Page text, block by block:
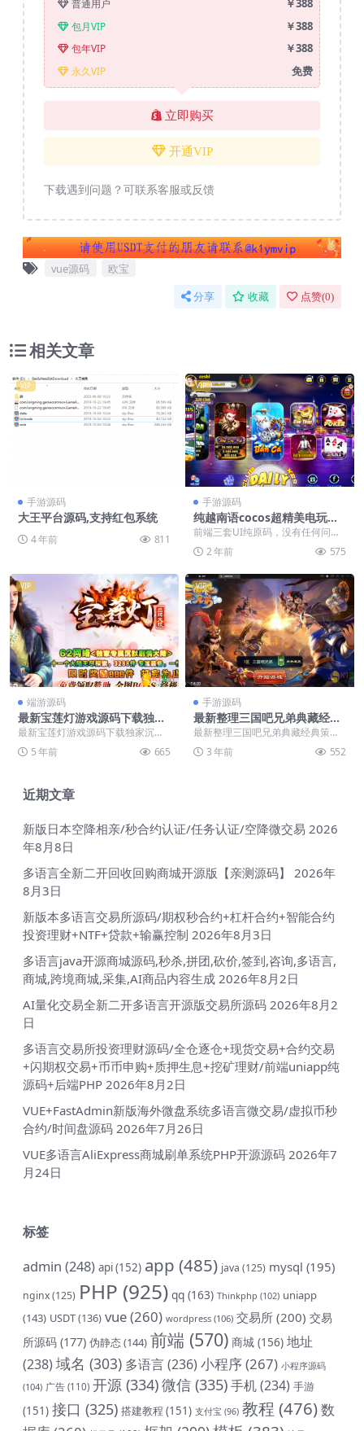
普通用户 ￥388
包月VIP ￥388
包年VIP ￥388
永久VIP 免费
立即购买
开通VIP
下载遇到问题？可联系客服或反馈
vue源码 欧宝
分享 收藏 点赞(0)
相关文章
VIP
手游源码
大王平台源码,支持红包系统
4 年前 811
VIP
手游源码
纯越南语cocos超精美电玩游
戏3套UI/拉霸竞猜/带控制/纯
源码非组件
前端三套UI纯原码，没有任何问
题，总共有三套ui，数据库采用的
mongodb,附...
2 年前 575
VIP
端游源码
最新宝莲灯游戏源码下载独家
沉默专属剧情大陆单职业带假
最新宝莲灯游戏源码下载独家沉默
专属剧情大陆单职业带假人传奇服
务端 温馨提示：最近...
5 年前 665
VIP
手游源码
最新整理三国吧兄弟典藏经典
策略三国卡牌回合手游 win服
最新整理三国吧兄弟典藏经典策略
三国卡牌回合手游 win服务端源码
带视频架设教程
3 年前 552
近期文章
新版日本空降相亲/秒合约认证/任务认证/空降微交易 2026
年8月8日
多语言全新二开回收回购商城开源版【亲测源码】
2026年
8月3日
新版本多语言交易所源码/期权秒合约+杠杆合约+智能合约
投资理财+NTF+贷款+输赢控制 2026年8月3日
多语言java开源商城源码,秒杀,拼团,砍价,签到,咨询,多语言,
商城,跨境商城,采集,AI商品内容生成 2026年8月2日
AI量化交易全新二开多语言开源版交易所源码 2026年8月2
日
多语言交易所投资理财源码/全仓逐仓+现货交易+合约交易
+闪期权交易+币币申购+质押生息+挖矿理财/前端uniapp纯
源码+后端PHP 2026年8月2日
VUE+FastAdmin新版海外微盘系统多语言微交易/虚拟币秒
合约/时间盘源码 2026年7月26日
VUE多语言AliExpress商城刷单系统PHP开源源码 2026年7
月24日
标签
admin (248) api(152) app (485) java (125) mysql (195)
nginx(125) PHP (925) qq (163) Thinkphp (102) uniapp
(143) USDT(136) vue(260) wordpress (106) 交易所 (200) 交易
所源码 (177) 伪静态(144) 前端 (570) 商城 (156) 地址
(238)域名 (303) 多语言(236) 小程序(267) 小程序源码
(104) 广告 (110) 开源 (334)微信 (335)手机(234) 手游
(151) 接口 (325) 搭建教程 (151) 支付宝 (96) 教程 (476)数